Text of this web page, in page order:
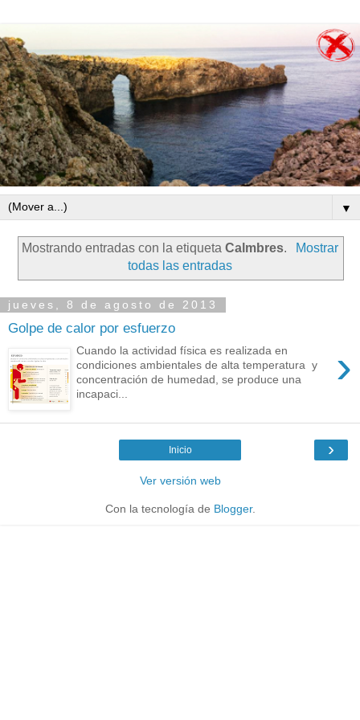
▼
Mostrando entradas con la etiquetaCalmbres.
Mostrar
todas las entradas
jueves, 8 de agosto de 2013
Golpe de calor por esfuerzo
›
Cuando la actividad física es realizada en
condiciones ambientales de alta temperatura y
concentración de humedad, se produce una
incapaci...
›
Inicio
Ver versión web
Con la tecnología de Blogger.